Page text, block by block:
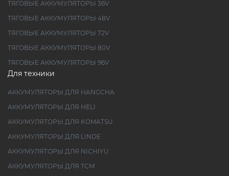
ТЯГОВЫЕ АККУМУЛЯТОРЫ 36V
ТЯГОВЫЕ АККУМУЛЯТОРЫ 48V
ТЯГОВЫЕ АККУМУЛЯТОРЫ 72V
ТЯГОВЫЕ АККУМУЛЯТОРЫ 80V
ТЯГОВЫЕ АККУМУЛЯТОРЫ 96V
Для техники
АККУМУЛЯТОРЫ ДЛЯ HANGCHA
АККУМУЛЯТОРЫ ДЛЯ HELI
АККУМУЛЯТОРЫ ДЛЯ KOMATSU
АККУМУЛЯТОРЫ ДЛЯ LINDE
АККУМУЛЯТОРЫ ДЛЯ NICHIYU
АККУМУЛЯТОРЫ ДЛЯ TCM